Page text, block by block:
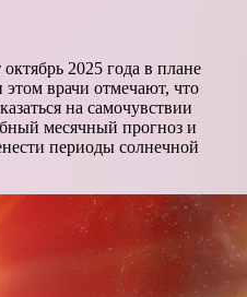
2025 года в плане
врачи отмечают, что
на самочувствии
месячный прогноз и
периоды солнечной